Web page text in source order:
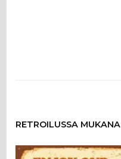
RETROILUSSA MUKANA